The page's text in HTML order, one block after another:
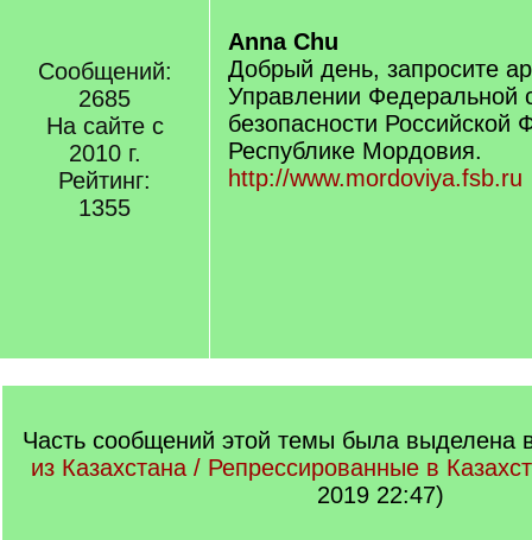
Сообщений:
2685
На сайте с
2010 г.
Рейтинг:
1355
Anna Chu
Добрый день, запросите
Управлении Федеральной
безопасности Российской
Республике Мордовия.
http://www.mordoviya.fsb.ru
Часть сообщений этой темы была выделена
из Казахстана / Репрессированные в
2019 22:47)